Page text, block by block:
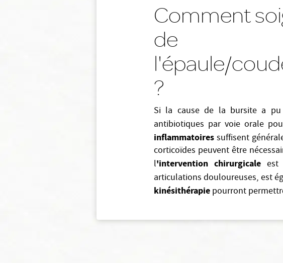
Comment
de
l'épaule/
?
Si la cause de la bursite a pu
antibiotiques par voie orale
inflammatoires suffisent
corticoïdes peuvent être
l'intervention chirurgicale est
articulations douloureuses, est
kinésithérapie pourront